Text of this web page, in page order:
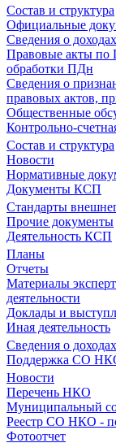
Состав и структура
Официальные
Сведения о
Правовые акты по
обработки ПДн
Сведения о
правовых актов,
Общественные
Контрольно-
Состав и структура
Новости
Нормативные
Документы КСП
Стандарты
Прочие документы
Деятельность КСП
Планы
Отчеты
Материалы
деятельности
Доклады и
Иная деятельность
Сведения о
Поддержка СО
Новости
Перечень НКО
Муниципальный
Реестр СО НКО -
Фотоотчет